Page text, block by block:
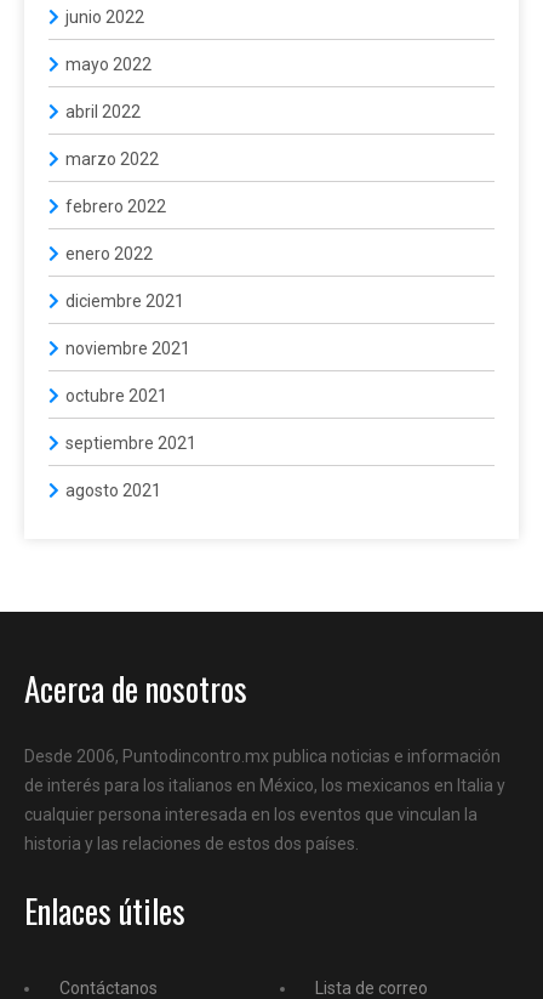
junio 2022
mayo 2022
abril 2022
marzo 2022
febrero 2022
enero 2022
diciembre 2021
noviembre 2021
octubre 2021
septiembre 2021
agosto 2021
Acerca de nosotros
Desde 2006, Puntodincontro.mx publica noticias e información
de interés para los italianos en México, los mexicanos en Italia y
cualquier persona interesada en los eventos que vinculan la
historia y las relaciones de estos dos países.
Enlaces útiles
Contáctanos Lista de correo